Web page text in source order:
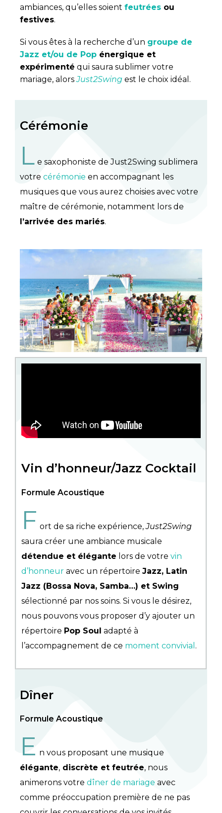
ambiances, qu’elles soient feutrées ou
festives.
Si vous êtes à la recherche d’un groupe de
Jazz et/ou de Pop énergique et
expérimenté qui saura sublimer votre
mariage, alorsJust2Swing est le choix idéal.
Cérémonie
L e saxophoniste de Just2Swing sublimera
votre cérémonie en accompagnant les
musiques que vous aurez choisies avec votre
maître de cérémonie, notamment lors de
l’arrivée des mariés.
Vin d’honneur/Jazz Cocktail
Formule Acoustique
F ort de sa riche expérience,Just2Swing
saura créer une ambiance musicale
détendue et élégante lors de votre vin
d’honneur avec un répertoire Jazz, Latin
Jazz (Bossa Nova, Samba…) et Swing
sélectionné par nos soins. Si vous le désirez,
nous pouvons vous proposer d’y ajouter un
répertoire Pop Soul adapté à
l’accompagnement de ce moment convivial .
Dîner
Formule Acoustique
E n vous proposant une musique
élégante, discrète et feutrée, nous
animerons votre dîner de mariage avec
comme préoccupation première de ne pas